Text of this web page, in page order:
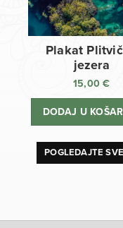
Plakat
jezera
15,00€
DODAJ U
POGLEDAJTE